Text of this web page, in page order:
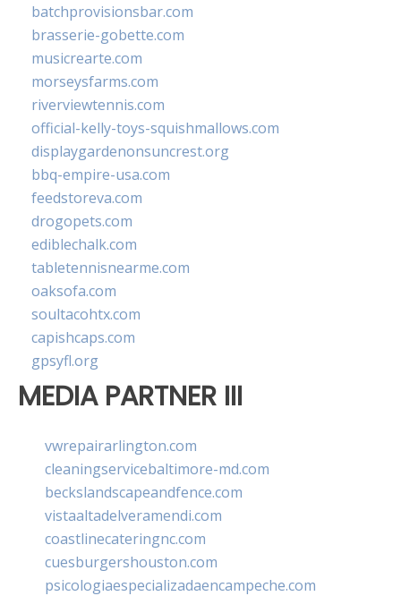
batchprovisionsbar.com
brasserie-gobette.com
musicrearte.com
morseysfarms.com
riverviewtennis.com
official-kelly-toys-squishmallows.com
displaygardenonsuncrest.org
bbq-empire-usa.com
feedstoreva.com
drogopets.com
ediblechalk.com
tabletennisnearme.com
oaksofa.com
soultacohtx.com
capishcaps.com
gpsyfl.org
MEDIA PARTNER III
vwrepairarlington.com
cleaningservicebaltimore-md.com
beckslandscapeandfence.com
vistaaltadelveramendi.com
coastlinecateringnc.com
cuesburgershouston.com
psicologiaespecializadaencampeche.com